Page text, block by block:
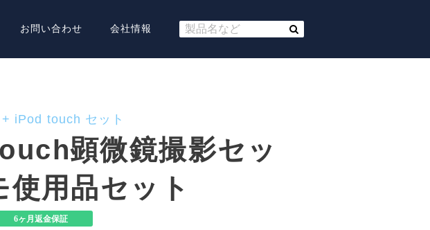
お問い合わせ 会社情報
iPod touch セット
顕微鏡撮影セッ
使用品セット